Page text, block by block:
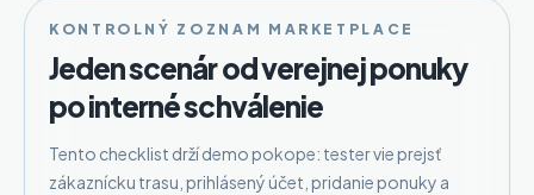
KONTROLNÝ ZOZNAM MARKETPLACE
Jeden scenár od verejnej ponuky
po interné schválenie
Tento checklist drží demo pokope: tester vie prejsť
zákaznícku trasu, prihlásený účet, pridanie ponuky a